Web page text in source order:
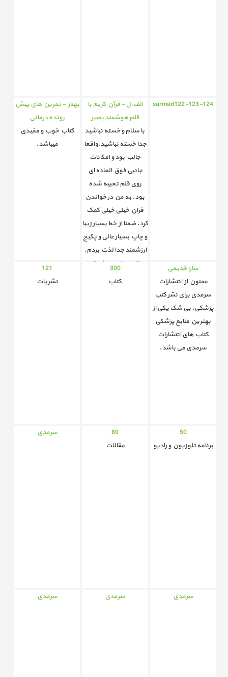
sarmad122-123-124
الف.ل - قرآن کریم با
قلم هوشمند بصیر
با سلام و خسته نباشید
جدا خسته نباشید.واقعا
جالب بود و امکانات
جانبی فوق العاده ای
روی قلم تعبیه شده
بود. به من در خواندن
قران خیلی خیلی کمک
کرد. ضمنا از خط بسیار زیبا
و چاپ بسیار عالی و پکیج
ارزشمند جدا لذت بردم.
بازم ممنون و خسته
نباشید.
بهناز - تمرین های پیش
رونده درمانی
کتاب خوب و مفیدی
میباشد.
سارا قدیمی
ممنون از انتشارات
سرمدی برای نشر کتب
پزشکی، بی شک یکی از
بهترین منابع پزشکی
کتاب های انتشارات
سرمدی می باشد.
300
کتاب
121
نشریات
50
برنامه تلوزیون و رادیو
80
مقالات
سرمدی
سرمدی سرمدی سرمدی